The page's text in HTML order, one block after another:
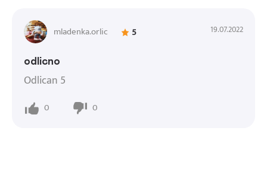
mladenka.orlic 5 19.07.2022
odlicno
Odlican 5
0 0